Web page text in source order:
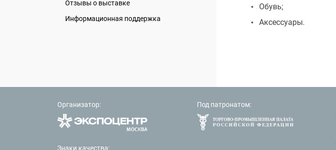
Отзывы о выставке
Информационная поддержка
Обувь;
Аксессуары.
Организатор:
Знаки качества:
Под патронатом: